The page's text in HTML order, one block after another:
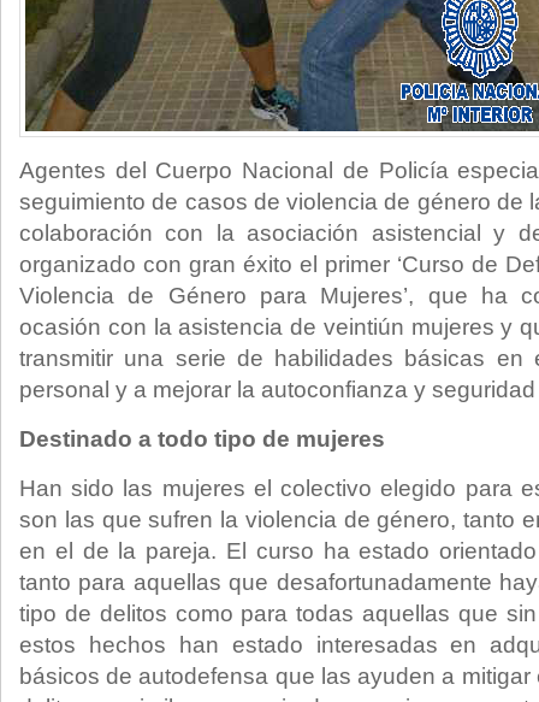
Agentes del Cuerpo Nacional de Policía
seguimiento de casos de violencia de género de
colaboración con la asociación asistencial y
organizado con gran éxito el primer ‘Curso de
Violencia de Género para Mujeres’, que ha
ocasión con la asistencia de veintiún mujeres y
transmitir una serie de habilidades básicas
personal y a mejorar la autoconfianza y
Destinado a todo tipo de mujeres
Han sido las mujeres el colectivo elegido para
son las que sufren la violencia de género, tanto
en el de la pareja. El curso ha estado
tanto para aquellas que desafortunadamente
tipo de delitos como para todas aquellas que
estos hechos han estado interesadas en
básicos de autodefensa que las ayuden a